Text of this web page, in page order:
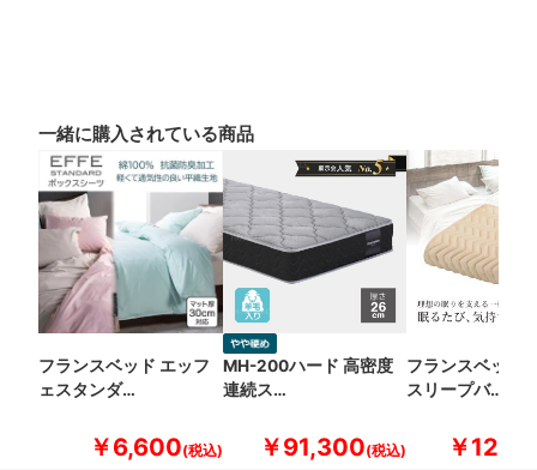
一緒に購入されている商品
フランスベッド エッフ
ェスタンダ…
￥6,600
MH-200ハード 高密度
連続ス…
￥91,300
フランスベッド
スリープバ…
￥